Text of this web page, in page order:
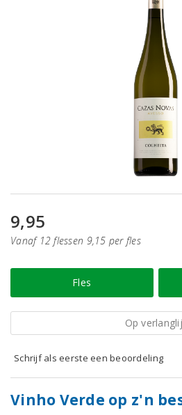
9,95
Vanaf 12 flessen 9,15 per fles
Fles
Op
Schrijf als eerste een beoordeling
Vinho Verde op z'n